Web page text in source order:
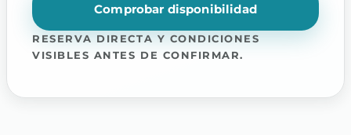
Comprobar disponibilidad
RESERVA DIRECTA Y CONDICIONES
VISIBLES ANTES DE CONFIRMAR.